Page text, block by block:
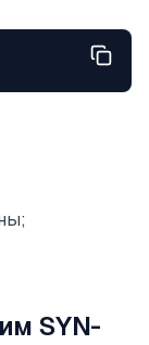
SYN-